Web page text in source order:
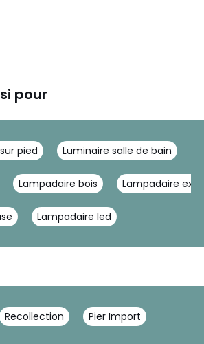
pour
pied Luminaire salle de bain
Lampadaire bois Lampadaire
Lampadaire led
Recollection Pier Import